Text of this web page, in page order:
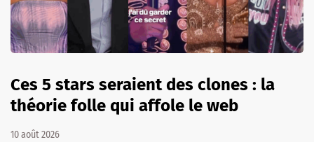
Ces 5 stars seraient des clones : la
théorie folle qui affole le web
10 août 2026